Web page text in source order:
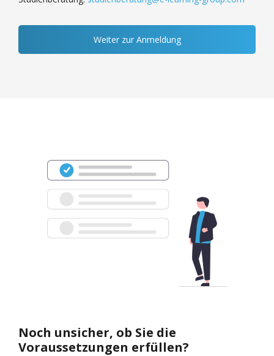
Weiter zur Anmeldung
Noch unsicher, ob Sie die
Voraussetzungen erfüllen?